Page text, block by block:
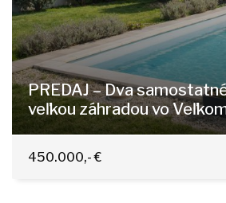
PREDAJ – Dva
veľkou záhradou vo
Školská 22, Velký Biel
450.000,- €